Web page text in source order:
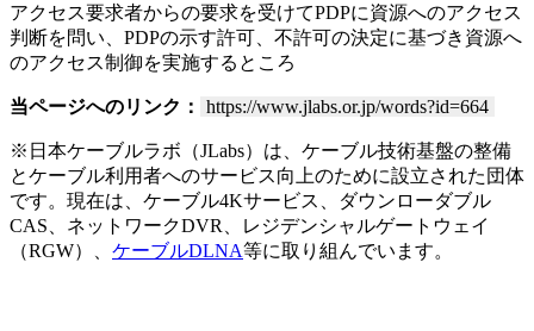
アクセス要求者からの要求を受けてPDPに資源へのアクセス
判断を問い、PDPの示す許可、不許可の決定に基づき資源へ
のアクセス制御を実施するところ
当ページへのリンク： https://www.jlabs.or.jp/words?id=664
※日本ケーブルラボ（JLabs）は、ケーブル技術基盤の整備
とケーブル利用者へのサービス向上のために設立された団体
です。現在は、ケーブル4Kサービス、ダウンローダブル
CAS、ネットワークDVR、レジデンシャルゲートウェイ
（RGW）、 ケーブルDLNA等に取り組んでいます。